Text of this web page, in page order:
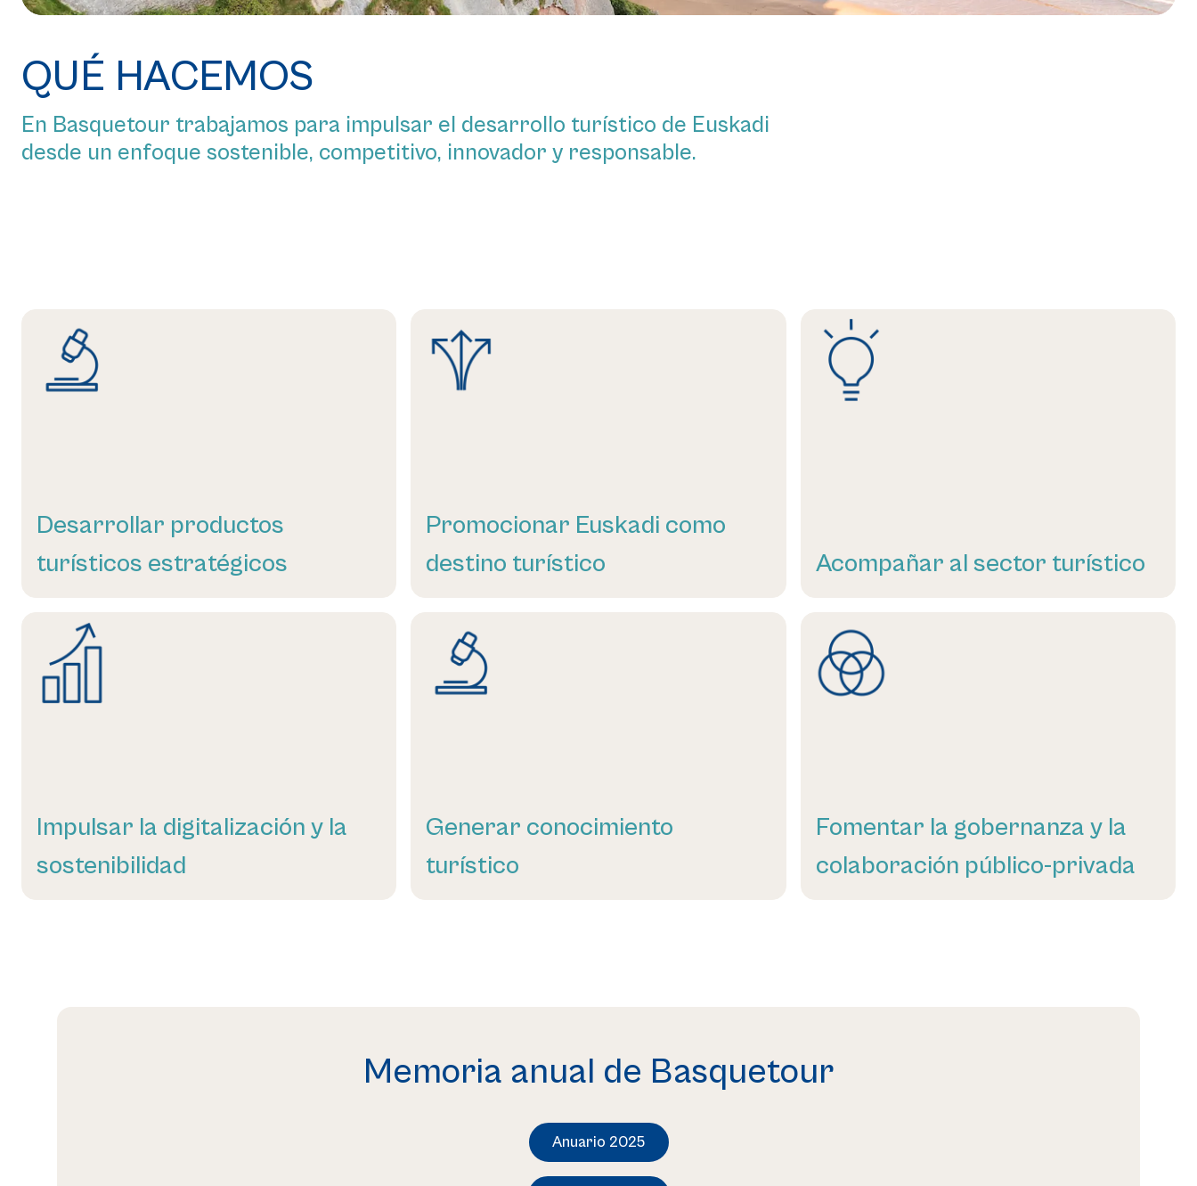
QUÉ HACEMOS
En Basquetour trabajamos para impulsar el desarrollo turístico de Euskadi
desde un enfoque sostenible, competitivo, innovador y responsable.
Desarrollar productos
turísticos estratégicos
Leer más
Promocionar Euskadi como
destino turístico
Más información
Acompañar al sector turístico
Leer más
Impulsar la digitalización y la
sostenibilidad
Generar conocimiento
turístico
Fomentar la gobernanza y la
colaboración público-privada
Memoria anual de Basquetour
Anuario 2025